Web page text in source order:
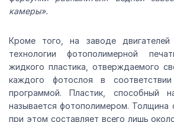
камеры».
Кроме того, на заводе двигателей
технологии фотополимерной
жидкого пластика, отверждаемого
каждого фотослоя в
программой. Пластик, способный
называется фотополимером. Толщина
при этом составляет всего лишь